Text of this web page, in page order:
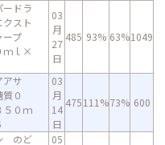
ードラ
スト
ープ
ｍｌ×
03
月
27
日
485 93% 63%1049
アサ
０
０ｍ
03
月
14
日
475111%73% 600
のど
05